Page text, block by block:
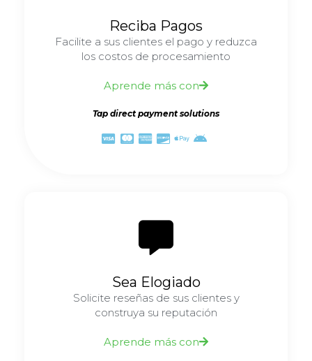
Reciba Pagos
Facilite a sus clientes el pago y reduzca
los costos de procesamiento
Aprende más con
Tap direct payment solutions
Sea Elogiado
Solicite reseñas de sus clientes y
construya su reputación
Aprende más con